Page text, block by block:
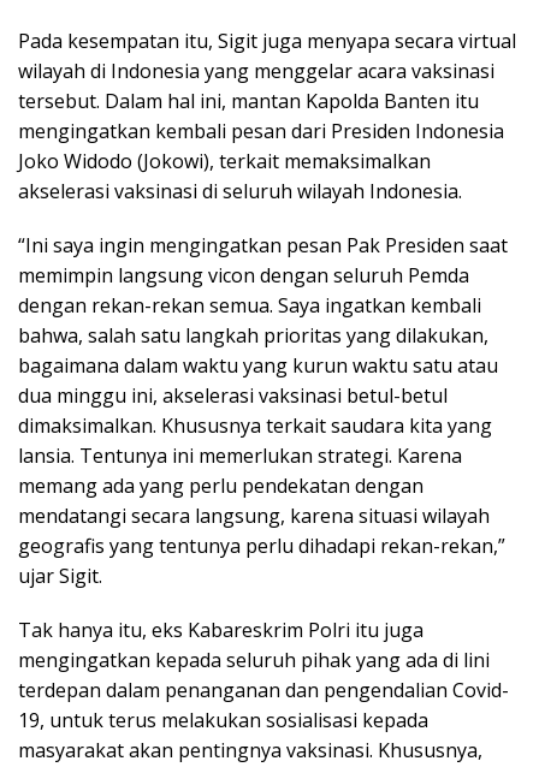
Pada kesempatan itu, Sigit juga menyapa secara virtual
wilayah di Indonesia yang menggelar acara vaksinasi
tersebut. Dalam hal ini, mantan Kapolda Banten itu
mengingatkan kembali pesan dari Presiden Indonesia
Joko Widodo (Jokowi), terkait memaksimalkan
akselerasi vaksinasi di seluruh wilayah Indonesia.
“Ini saya ingin mengingatkan pesan Pak Presiden saat
memimpin langsung vicon dengan seluruh Pemda
dengan rekan-rekan semua. Saya ingatkan kembali
bahwa, salah satu langkah prioritas yang dilakukan,
bagaimana dalam waktu yang kurun waktu satu atau
dua minggu ini, akselerasi vaksinasi betul-betul
dimaksimalkan. Khususnya terkait saudara kita yang
lansia. Tentunya ini memerlukan strategi. Karena
memang ada yang perlu pendekatan dengan
mendatangi secara langsung, karena situasi wilayah
geografis yang tentunya perlu dihadapi rekan-rekan,”
ujar Sigit.
Tak hanya itu, eks Kabareskrim Polri itu juga
mengingatkan kepada seluruh pihak yang ada di lini
terdepan dalam penanganan dan pengendalian Covid-
19, untuk terus melakukan sosialisasi kepada
masyarakat akan pentingnya vaksinasi. Khususnya,